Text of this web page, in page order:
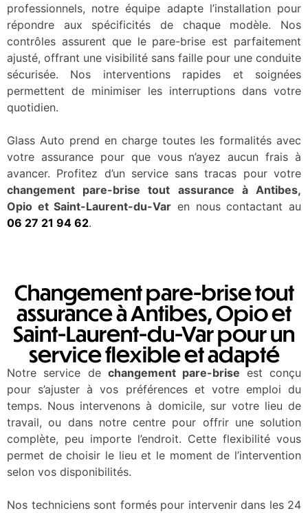
professionnels, notre équipe adapte l’installation pour
répondre aux spécificités de chaque modèle. Nos
contrôles assurent que le pare-brise est parfaitement
ajusté, offrant une visibilité sans faille pour une conduite
sécurisée. Nos interventions rapides et soignées
permettent de minimiser les interruptions dans votre
quotidien.
Glass Auto prend en charge toutes les formalités avec
votre assurance pour que vous n’ayez aucun frais à
avancer. Profitez d’un service sans tracas pour votre
changement pare-brise tout assurance à Antibes,
Opio et Saint-Laurent-du-Var en nous contactant au
06 27 21 94 62.
Changement pare-brise tout
assurance à Antibes, Opio et
Saint-Laurent-du-Var pour un
service flexible et adapté
Notre service de changement pare-brise est conçu
pour s’ajuster à vos préférences et votre emploi du
temps. Nous intervenons à domicile, sur votre lieu de
travail, ou dans notre centre pour offrir une solution
complète, peu importe l’endroit. Cette flexibilité vous
permet de choisir le lieu et le moment de l’intervention
selon vos disponibilités.
Nos techniciens sont formés pour intervenir dans les 24